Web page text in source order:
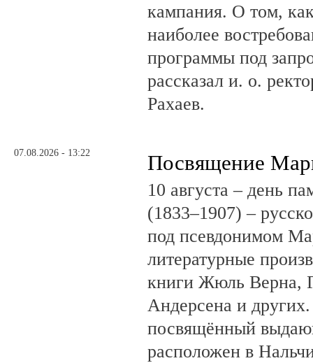
кампания. О том,
наиболее
программы под
рассказал и. о.
Рахаев.
07.08.2026 - 13:22 Посвящение
10 августа – день
(1833–1907) –
под псевдонимом
литературные
книги Жюль Верна,
Андерсена и
посвящённый
расположен в